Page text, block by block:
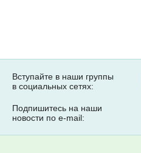
Вступайте в наши группы
в социальных сетях:
Подпишитесь на наши
новости по e-mail: